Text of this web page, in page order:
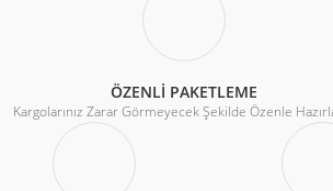
ÖZENLİ PAKETLEME
Kargolarınız Zarar Görmeyecek Şekilde Özenle